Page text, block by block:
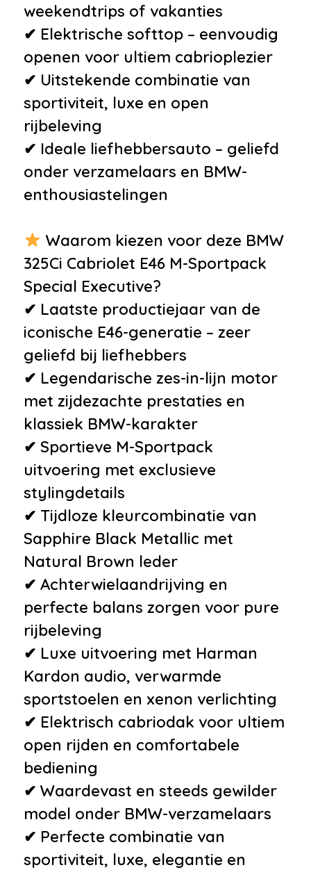
weekendtrips of vakanties
✔ Elektrische softtop – eenvoudig
openen voor ultiem cabrioplezier
✔ Uitstekende combinatie van
sportiviteit, luxe en open
rijbeleving
✔ Ideale liefhebbersauto – geliefd
onder verzamelaars en BMW-
enthousiastelingen
Waarom kiezen voor deze BMW
325Ci Cabriolet E46 M-Sportpack
Special Executive?
✔ Laatste productiejaar van de
iconische E46-generatie – zeer
geliefd bij liefhebbers
✔ Legendarische zes-in-lijn motor
met zijdezachte prestaties en
klassiek BMW-karakter
✔ Sportieve M-Sportpack
uitvoering met exclusieve
stylingdetails
✔ Tijdloze kleurcombinatie van
Sapphire Black Metallic met
Natural Brown leder
✔ Achterwielaandrijving en
perfecte balans zorgen voor pure
rijbeleving
✔ Luxe uitvoering met Harman
Kardon audio, verwarmde
sportstoelen en xenon verlichting
✔ Elektrisch cabriodak voor ultiem
open rijden en comfortabele
bediening
✔ Waardevast en steeds gewilder
model onder BMW-verzamelaars
✔ Perfecte combinatie van
sportiviteit, luxe, elegantie en